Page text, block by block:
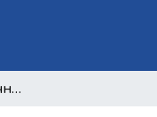
Техніко-криміналістичне забезпечення розслідування порушень законів і звичаїв війни